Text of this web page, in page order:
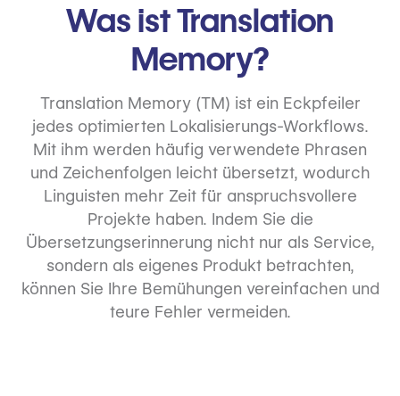
Was ist Translation
Memory?
Translation Memory (TM) ist ein Eckpfeiler
jedes optimierten Lokalisierungs-Workflows.
Mit ihm werden häufig verwendete Phrasen
und Zeichenfolgen leicht übersetzt, wodurch
Linguisten mehr Zeit für anspruchsvollere
Projekte haben. Indem Sie die
Übersetzungserinnerung nicht nur als Service,
sondern als eigenes Produkt betrachten,
können Sie Ihre Bemühungen vereinfachen und
teure Fehler vermeiden.